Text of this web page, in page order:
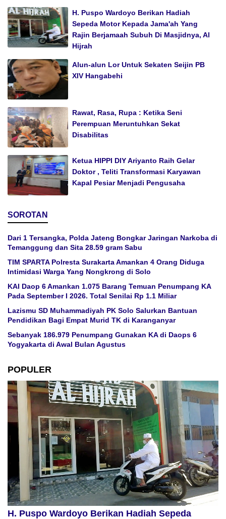
H. Puspo Wardoyo Berikan Hadiah
Sepeda Motor Kepada Jama'ah Yang
Rajin Berjamaah Subuh Di Masjidnya, Al
Hijrah
Alun-alun Lor Untuk Sekaten Seijin PB
XIV Hangabehi
Rawat, Rasa, Rupa : Ketika Seni
Perempuan Meruntuhkan Sekat
Disabilitas
Ketua HIPPI DIY Ariyanto Raih Gelar
Doktor , Teliti Transformasi Karyawan
Kapal Pesiar Menjadi Pengusaha
SOROTAN
Dari 1 Tersangka, Polda Jateng Bongkar Jaringan Narkoba di
Temanggung dan Sita 28.59 gram Sabu
TIM SPARTA Polresta Surakarta Amankan 4 Orang Diduga
Intimidasi Warga Yang Nongkrong di Solo
KAI Daop 6 Amankan 1.075 Barang Temuan Penumpang KA
Pada September I 2026. Total Senilai Rp 1.1 Miliar
Lazismu SD Muhammadiyah PK Solo Salurkan Bantuan
Pendidikan Bagi Empat Murid TK di Karanganyar
Sebanyak 186.979 Penumpang Gunakan KA di Daops 6
Yogyakarta di Awal Bulan Agustus
POPULER
H. Puspo Wardoyo Berikan Hadiah Sepeda